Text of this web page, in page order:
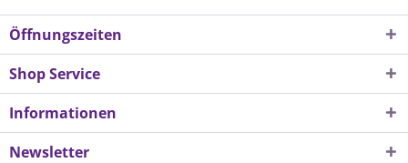
Öffnungszeiten
Shop Service
Informationen
Newsletter